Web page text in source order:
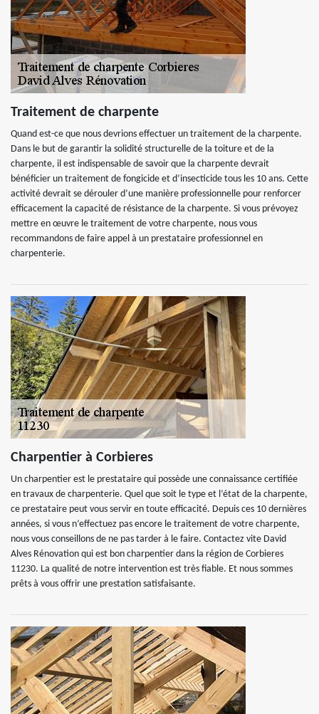
Traitement de charpente
Quand est-ce que nous devrions effectuer un traitement de la charpente.
Dans le but de garantir la solidité structurelle de la toiture et de la
charpente, il est indispensable de savoir que la charpente devrait
bénéficier un traitement de fongicide et d’insecticide tous les 10 ans. Cette
activité devrait se dérouler d’une manière professionnelle pour renforcer
efficacement la capacité de résistance de la charpente. Si vous prévoyez
mettre en œuvre le traitement de votre charpente, nous vous
recommandons de faire appel à un prestataire professionnel en
charpenterie.
Charpentier à Corbieres
Un charpentier est le prestataire qui possède une connaissance certifiée
en travaux de charpenterie. Quel que soit le type et l’état de la charpente,
ce prestataire peut vous servir en toute efficacité. Depuis ces 10 dernières
années, si vous n’effectuez pas encore le traitement de votre charpente,
nous vous conseillons de ne pas tarder à le faire. Contactez vite David
Alves Rénovation qui est bon charpentier dans la région de Corbieres
11230. La qualité de notre intervention est très fiable. Et nous sommes
prêts à vous offrir une prestation satisfaisante.